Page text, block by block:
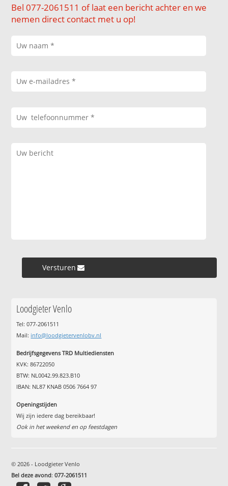
Bel 077-2061511 of laat een bericht achter en we
nemen direct contact met u op!
Versturen »
Loodgieter Venlo
Tel: 077-2061511
Mail: info@loodgietervenlobv.nl
Bedrijfsgegevens TRD Multiediensten
KVK: 86722050
BTW: NL0042.99.823.B10
IBAN: NL87 KNAB 0506 7664 97
Openingstijden
Wij zijn iedere dag bereikbaar!
Ook in het weekend en op feestdagen
© 2026 - Loodgieter Venlo
Bel deze avond:077-2061511